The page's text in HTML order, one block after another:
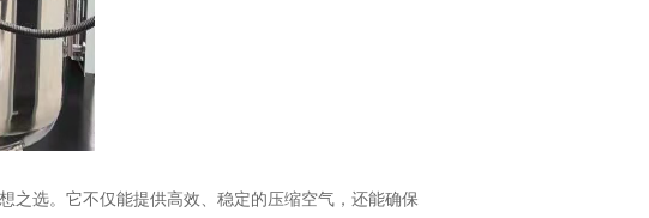
之选。它不仅能提供高效、稳定的压缩空气，还能确保